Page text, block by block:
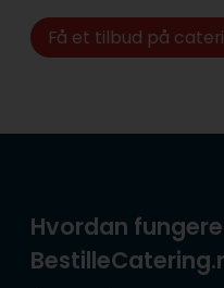
Få et tilbud på
Hvordan